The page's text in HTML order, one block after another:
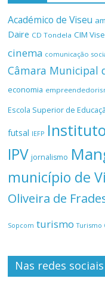
Académico de Viseu
Daire CD Tondela CIM
cinema comunicação
Câmara Municipal
economia
Escola Superior de
futsal IEFP
IPV jornalismo
município de
Oliveira de
Sopcom turismo Turismo
Nas redes sociais